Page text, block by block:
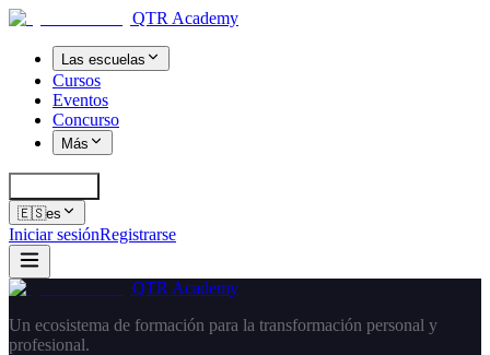
QTR Academy
Las escuelas
Cursos
Eventos
Concurso
Más
🇪🇸es
Iniciar sesiónRegistrarse
QTR Academy
Un ecosistema de formación para la transformación personal y
profesional.